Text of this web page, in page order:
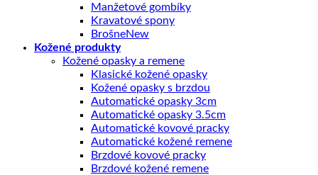
Manžetové gombíky
Kravatové spony
Brošne
Kožené produkty
Kožené opasky a remene
Klasické kožené opasky
Kožené opasky s brzdou
Automatické opasky 3cm
Automatické opasky 3.5cm
Automatické kovové pracky
Automatické kožené remene
Brzdové kovové pracky
Brzdové kožené remene